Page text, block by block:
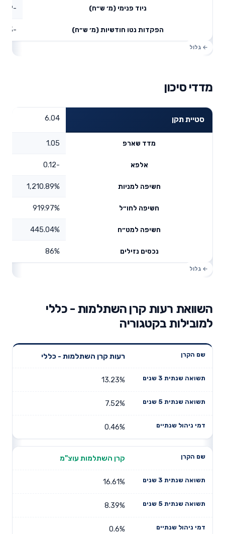
ניוד פנימי (מ׳ ש״ח) -6.29
הפקדות נטו חודשיות (מ׳ ש״ח) -1.93
מדדי סיכון
סטיית תקן 6.04
מדד שארפ 1.05
אלפא -0.12
חשיפה למניות 1,210.89%
חשיפה לחו״ל 919.97%
חשיפה למט״ח 445.04%
נכסים נזילים 86%
השוואת רעות קרן השתלמות - כללי
למובילות בקטגוריה
שנים
תשואה
רעות קרן השתלמות - כללי
13.23%
7.52%
0.46%
קרן השתלמות עוצ"מ
16.61%
8.39%
0.6%